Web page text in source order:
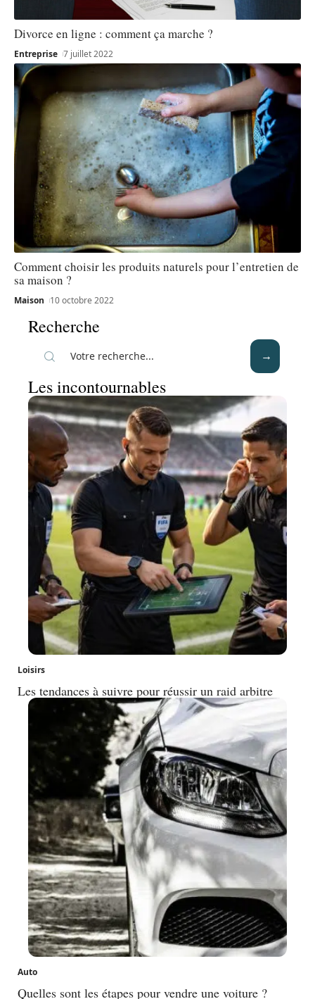
Divorce en ligne : comment ça marche ?
Entreprise 7 juillet 2022
Comment choisir les produits naturels pour l’entretien de
sa maison ?
Maison 10 octobre 2022
Recherche
Les incontournables
Loisirs
Les tendances à suivre pour réussir un raid arbitre
Auto
Quelles sont les étapes pour vendre une voiture ?